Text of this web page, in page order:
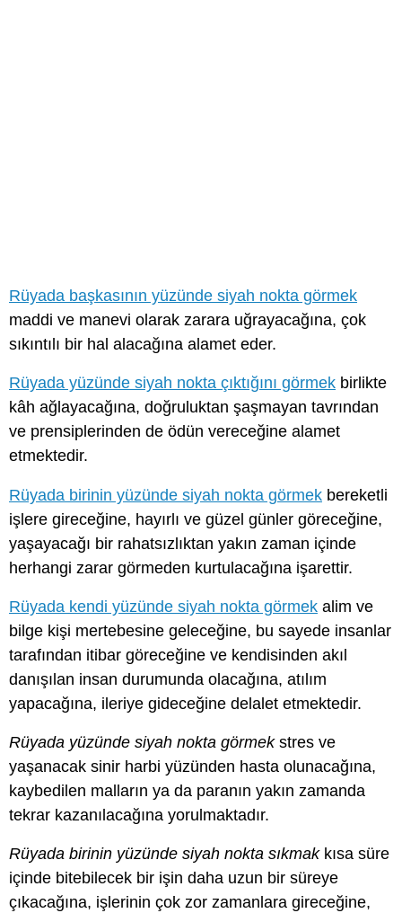
Rüyada başkasının yüzünde siyah nokta görmek
maddi ve manevi olarak zarara uğrayacağına, çok
sıkıntılı bir hal alacağına alamet eder.
Rüyada yüzünde siyah nokta çıktığını görmek birlikte
kâh ağlayacağına, doğruluktan şaşmayan tavrından
ve prensiplerinden de ödün vereceğine alamet
etmektedir.
Rüyada birinin yüzünde siyah nokta görmek bereketli
işlere gireceğine, hayırlı ve güzel günler göreceğine,
yaşayacağı bir rahatsızlıktan yakın zaman içinde
herhangi zarar görmeden kurtulacağına işarettir.
Rüyada kendi yüzünde siyah nokta görmek alim ve
bilge kişi mertebesine geleceğine, bu sayede insanlar
tarafından itibar göreceğine ve kendisinden akıl
danışılan insan durumunda olacağına, atılım
yapacağına, ileriye gideceğine delalet etmektedir.
Rüyada yüzünde siyah nokta görmekstres ve
yaşanacak sinir harbi yüzünden hasta olunacağına,
kaybedilen malların ya da paranın yakın zamanda
tekrar kazanılacağına yorulmaktadır.
Rüyada birinin yüzünde siyah nokta sıkmakkısa süre
içinde bitebilecek bir işin daha uzun bir süreye
çıkacağına, işlerinin çok zor zamanlara gireceğine,